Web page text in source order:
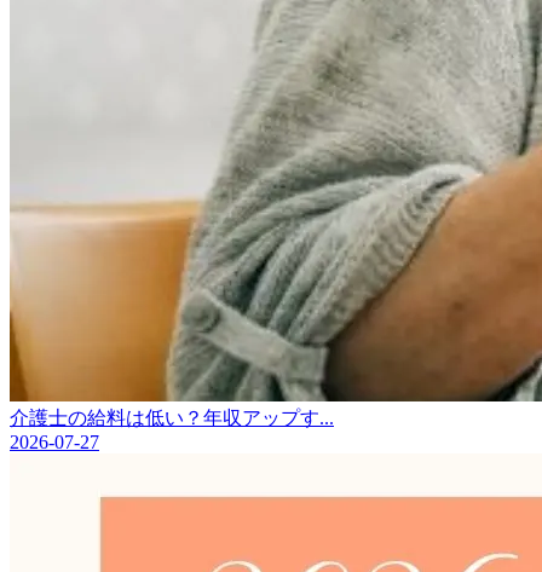
介護士の給料は低い？年収アップす...
2026-07-27